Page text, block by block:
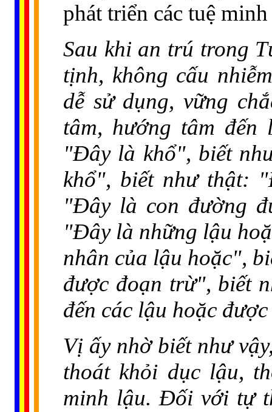
phát triển các tuệ
Sau khi an trú trong
tịnh, không cấu
dễ sử dụng, vững
tâm, hướng tâm
"Ðây là khổ", biết
khổ", biết như thật:
"Ðây là con đường
"Đây là những lậu
nhân của lậu hoặc",
được đoạn trừ", biết
đến các lậu hoặc
Vị ấy nhờ biết như
thoát khỏi dục lậu,
minh lậu. Ðối với tự